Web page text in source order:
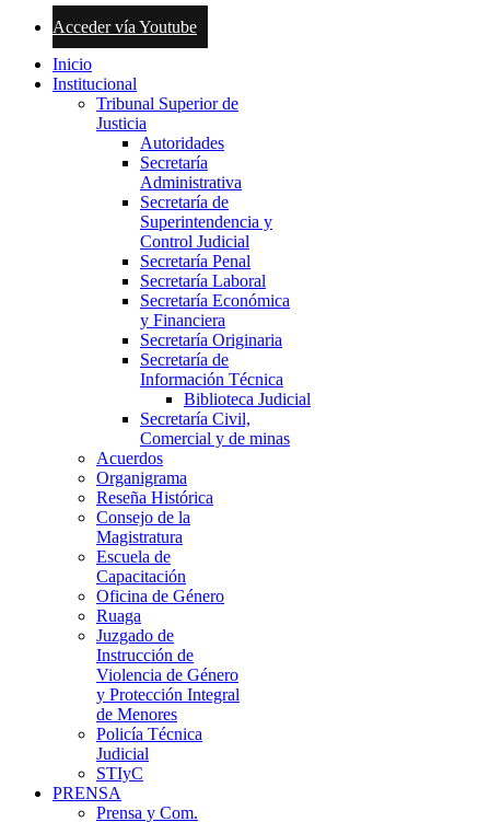
Acceder vía Youtube
Inicio
Institucional
Tribunal Superior de
Justicia
Autoridades
Secretaría
Administrativa
Secretaría de
Superintendencia y
Control Judicial
Secretaría Penal
Secretaría Laboral
Secretaría Económica
y Financiera
Secretaría Originaria
Secretaría de
Información Técnica
Biblioteca Judicial
Secretaría Civil,
Comercial y de minas
Acuerdos
Organigrama
Reseña Histórica
Consejo de la
Magistratura
Escuela de
Capacitación
Oficina de Género
Ruaga
Juzgado de
Instrucción de
Violencia de Género
y Protección Integral
de Menores
Policía Técnica
Judicial
STIyC
PRENSA
Prensa y Com.